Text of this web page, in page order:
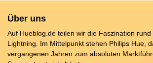
Über uns
Auf Hueblog.de teilen wir die Faszination
Lightning. Im Mittelpunkt stehen Philips Hue,
vergangenen Jahren zum absoluten